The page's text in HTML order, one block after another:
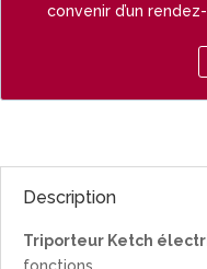
convenir d’un
Description
Triporteur Ketch